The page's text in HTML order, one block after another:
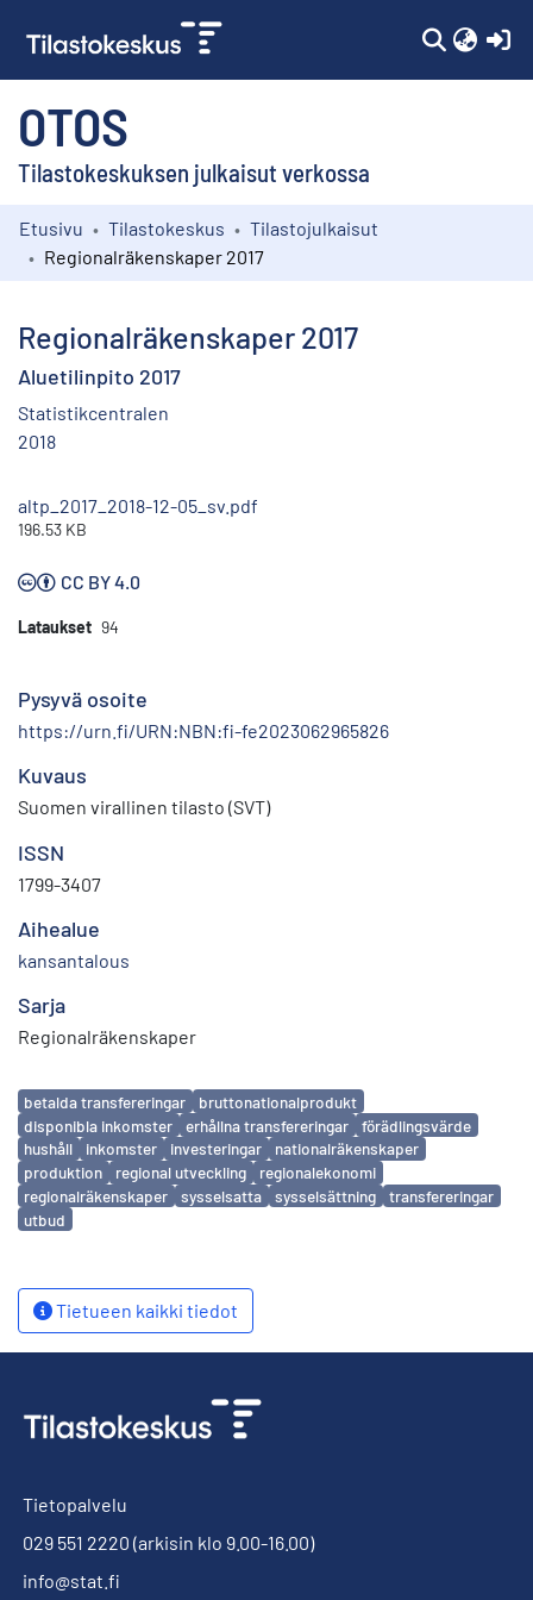
OTOS
Tilastokeskuksen julkaisut verkossa
Kokoelmat
Etusivu Tilastokeskus
Tilastojulkaisut
Regionalräkenskaper 2017
Regionalräkenskaper 2017
Aluetilinpito 2017
Statistikcentralen
2018
altp_2017_2018-12-05_sv.pdf
196.53 KB
CC BY 4.0
Lataukset 94
Pysyvä osoite
https://urn.fi/URN:NBN:fi-fe2023062965826
Kuvaus
Suomen virallinen tilasto (SVT)
ISSN
1799-3407
Aihealue
kansantalous
Sarja
Regionalräkenskaper
Avainsanat
betalda transfereringar
bruttonationalprodukt
disponibla inkomster
erhållna transfereringar
förädlingsvärde
hushåll
inkomster investeringar
nationalräkenskaper
produktion
regional utveckling
regionalekonomi
regionalräkenskaper
sysselsatta sysselsättning
transfereringar
utbud
Tietueen kaikki tiedot
Tietopalvelu
029 551 2220 (arkisin klo 9.00-16.00)
info@stat.fi